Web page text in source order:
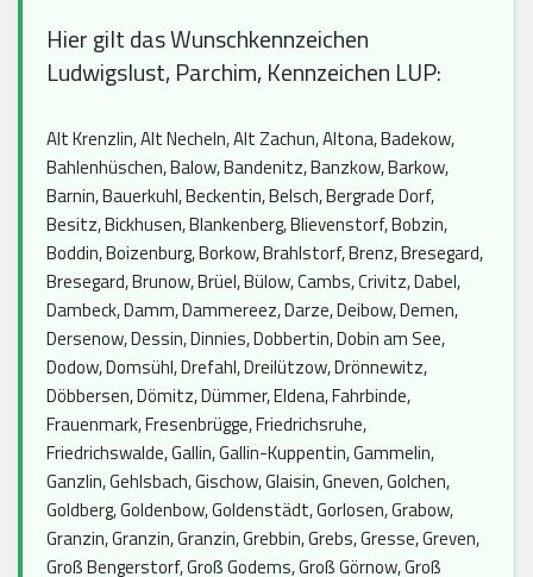
Hier gilt das Wunschkennzeichen
Ludwigslust, Parchim, Kennzeichen LUP:
Alt Krenzlin, Alt Necheln, Alt Zachun, Altona, Badekow,
Bahlenhüschen, Balow, Bandenitz, Banzkow, Barkow,
Barnin, Bauerkuhl, Beckentin, Belsch, Bergrade Dorf,
Besitz, Bickhusen, Blankenberg, Blievenstorf, Bobzin,
Boddin, Boizenburg, Borkow, Brahlstorf, Brenz, Bresegard,
Bresegard, Brunow, Brüel, Bülow, Cambs, Crivitz, Dabel,
Dambeck, Damm, Dammereez, Darze, Deibow, Demen,
Dersenow, Dessin, Dinnies, Dobbertin, Dobin am See,
Dodow, Domsühl, Drefahl, Dreilützow, Drönnewitz,
Döbbersen, Dömitz, Dümmer, Eldena, Fahrbinde,
Frauenmark, Fresenbrügge, Friedrichsruhe,
Friedrichswalde, Gallin, Gallin-Kuppentin, Gammelin,
Ganzlin, Gehlsbach, Gischow, Glaisin, Gneven, Golchen,
Goldberg, Goldenbow, Goldenstädt, Gorlosen, Grabow,
Granzin, Granzin, Granzin, Grebbin, Grebs, Gresse, Greven,
Groß Bengerstorf, Groß Godems, Groß Görnow, Groß